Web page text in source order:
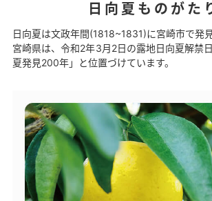
日向夏ものがた
日向夏は文政年間(1818~1831)に宮崎市で発
宮崎県は、令和2年3月2日の露地日向夏解禁
夏発見200年」と位置づけています。